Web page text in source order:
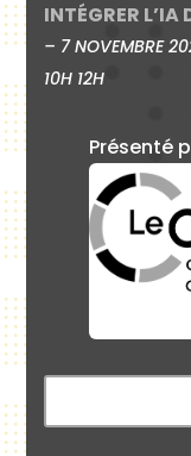
INTÉGRER L’IA
– 7 NOVEMBRE
10H 12H
Présenté